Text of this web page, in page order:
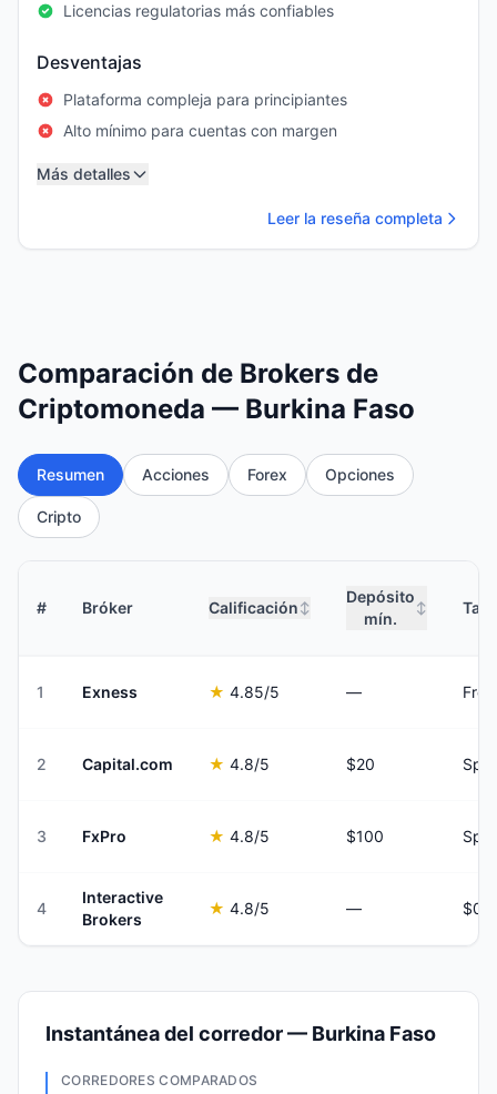
Licencias regulatorias más confiables
Desventajas
Plataforma compleja para principiantes
Alto mínimo para cuentas con margen
Más detalles
Leer la reseña completa
Comparación de Brokers de
Criptomoneda — Burkina Faso
Resumen Acciones Forex Opciones
Cripto
# Bróker Calificación ↕
Depósito
mín.
↕
1 Exness ★ 4.85/5 —
2 Capital.com ★ 4.8/5 $20
3 FxPro ★ 4.8/5 $100
4
Interactive
Brokers
★ 4.8/5 —
Instantánea del corredor — Burkina Faso
CORREDORES COMPARADOS